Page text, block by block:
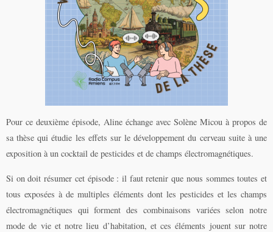
Pour ce deuxième épisode, Aline échange avec Solène Micou à propos de
sa thèse qui étudie les effets sur le développement du cerveau suite à une
exposition à un cocktail de pesticides et de champs électromagnétiques.
Si on doit résumer cet épisode : il faut retenir que nous sommes toutes et
tous exposées à de multiples éléments dont les pesticides et les champs
électromagnétiques qui forment des combinaisons variées selon notre
mode de vie et notre lieu d’habitation, et ces éléments jouent sur notre